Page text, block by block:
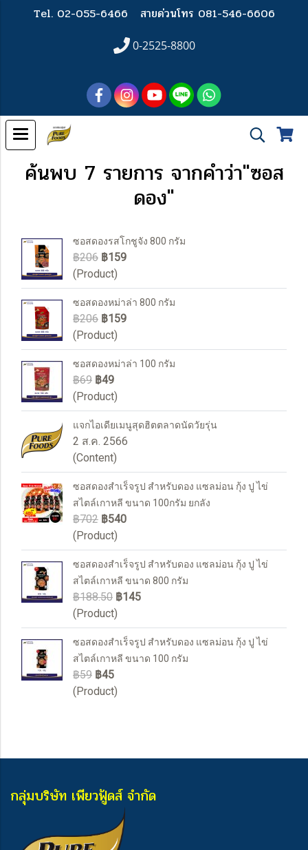
Tel. 02-055-6466 สายด่วนโทร 081-546-6606
0-2525-8800
ค้นพบ 7 รายการ จากคำว่า"ซอส
ดอง"
ซอสดองรสโกชูจัง 800 กรัม
฿206 ฿159
(Product)
ซอสดองหม่าล่า 800 กรัม
฿206 ฿159
(Product)
ซอสดองหม่าล่า 100 กรัม
฿69 ฿49
(Product)
แจกไอเดียเมนูสุดฮิตตลาดนัดวัยรุ่น
2 ส.ค. 2566
(Content)
ซอสดองสำเร็จรูป สำหรับดอง แซลม่อน กุ้ง ปู ไข่
สไตล์เกาหลี ขนาด 100กรัม ยกลัง
฿702 ฿540
(Product)
ซอสดองสำเร็จรูป สำหรับดอง แซลม่อน กุ้ง ปู ไข่
สไตล์เกาหลี ขนาด 800 กรัม
฿188.50 ฿145
(Product)
ซอสดองสำเร็จรูป สำหรับดอง แซลม่อน กุ้ง ปู ไข่
สไตล์เกาหลี ขนาด 100 กรัม
฿59 ฿45
(Product)
กลุ่มบริษัท เพียวฟู้ดส์ จำกัด